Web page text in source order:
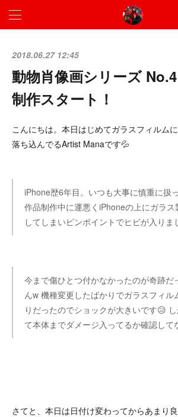
2018.06.27 12:45
動物肖像画シリーズ
制作スタート！
こんにちは。本日はじめてガラスフィルム
落ち込んでるArtist Manaです💦
iPhone歴6年目。いつも大事に慎重に扱
作品制作中に運悪くiPhoneの上にガラス
してしまいピンポイントでヒビが入りま
今まで傷ひとつ付かなかったのが奇跡だ
んw 機種変更したばかりでガラスフィル
りだったのでショックが大きいです😥
て本体までダメージ入ってるか確認して
さてと、本日は日付け変わってからあまり